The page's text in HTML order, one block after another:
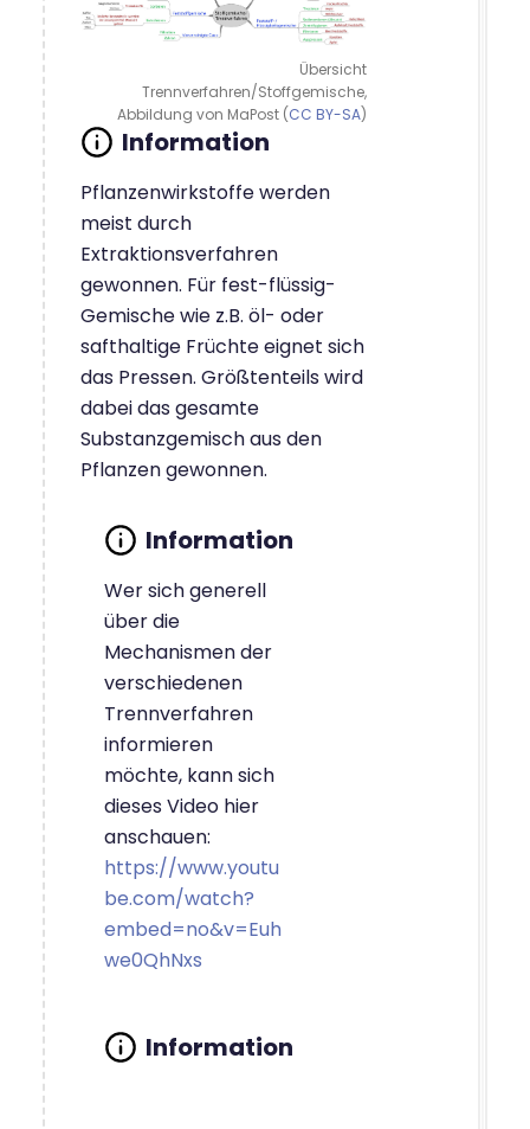
Übersicht
Trennverfahren/Stoffgemische,
Abbildung von MaPost (CC BY-SA)
Pflanzenwirkstoffe werden
meist durch
Extraktionsverfahren
gewonnen. Für fest-flüssig-
Gemische wie z.B. öl- oder
safthaltige Früchte eignet sich
das Pressen. Größtenteils wird
dabei das gesamte
Substanzgemisch aus den
Pflanzen gewonnen.
Wer sich generell
über die
Mechanismen der
verschiedenen
Trennverfahren
informieren
möchte, kann sich
dieses Video hier
anschauen:
https://www.youtu
be.com/watch?
embed=no&v=Euh
we0QhNxs